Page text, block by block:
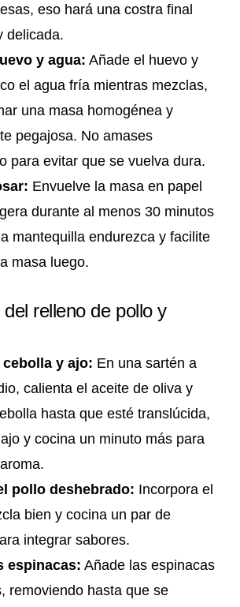
eso hará una costra final
delicada.
y agua: Añade el huevo y
el agua fría mientras mezclas,
una masa homogénea y
pegajosa. No amases
para evitar que se vuelva dura.
Envuelve la masa en papel
durante al menos 30 minutos
mantequilla endurezca y facilite
masa luego.
relleno de pollo y
y ajo: En una sartén a
calienta el aceite de oliva y
hasta que esté translúcida,
y cocina un minuto más para
pollo deshebrado: Incorpora el
bien y cocina un par de
integrar sabores.
espinacas: Añade las espinacas
removiendo hasta que se